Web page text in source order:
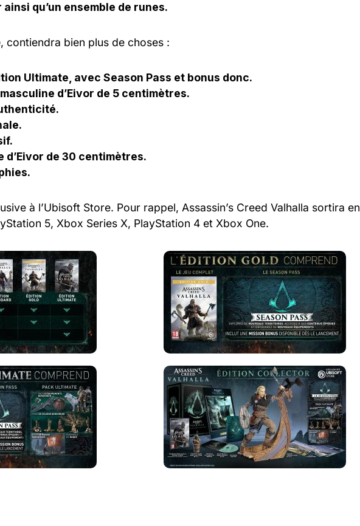
qu’un ensemble de runes.
contiendra bien plus de choses :
Ultimate, avec Season Pass et bonus donc.
d’Eivor de 5 centimètres.
d’Eivor de 30 centimètres.
à l’Ubisoft Store. Pour rappel, Assassin’s Creed Valhalla sortira en
5, Xbox Series X, PlayStation 4 et Xbox One.